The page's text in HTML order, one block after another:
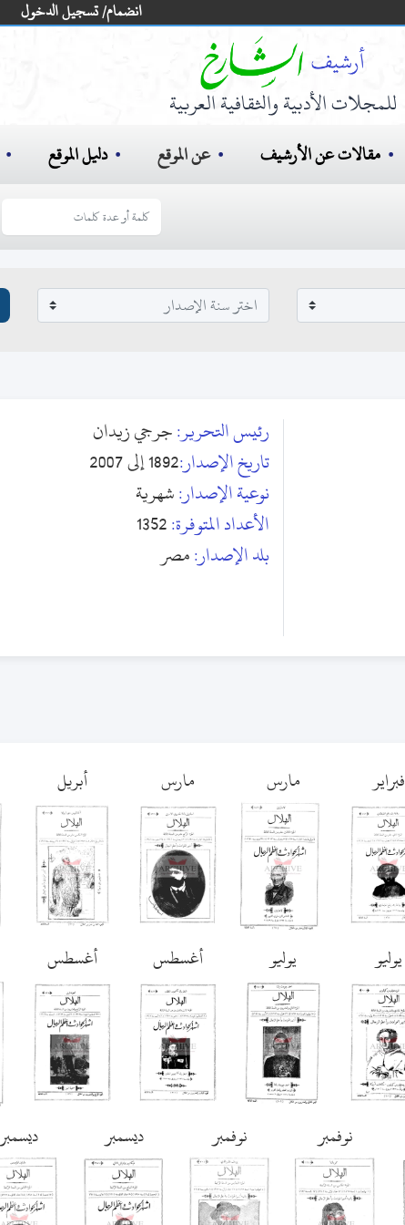
انضمام/ تسجيل الدخول
للمجلات الأدبية والثقافية العربية
مقالات عن الأرشيف عن الموقع دليل الموقع
رئيس التحرير:جرجي زيدان
تاريخ الإصدار:1892 إلى 2007
نوعية الإصدار:شهرية
الأعداد المتوفرة:1352
بلد الإصدار:مصر
فبراير مارس مارس أبريل
يوليو يوليو أغسطس أغسطس
نوفمبر نوفمبر ديسمبر ديسمبر